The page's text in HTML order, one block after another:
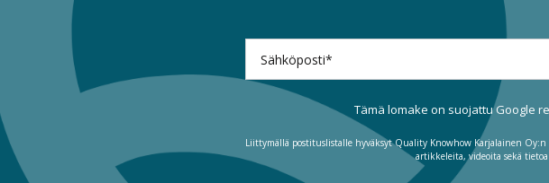
Tämä lomake on suojattu Google
Liittymällä postituslistalle hyväksyt Quality Knowhow Karjalainen Oy:n
artikkeleita, videoita sekä